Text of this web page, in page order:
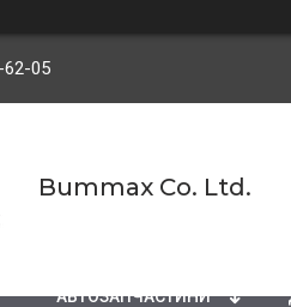
62-05
Bummax Co. Ltd.
АВТОЗАПЧАСТИНИ